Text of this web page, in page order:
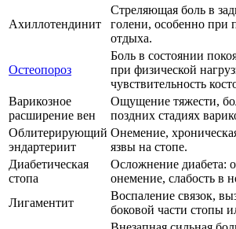
Ахиллотендинит
Стреляющая боль в
голени, особенно при
отдыха.
Остеопороз
Боль в состоянии
при физической
чувствительность
Варикозное
расширение вен
Ощущение тяжести,
поздних стадиях
Облитерирующий
эндартериит
Онемение,
язвы на стопе.
Диабетическая
стопа
Осложнение диабета:
онемение, слабость в
Лигаментит
Воспаление связок,
боковой части стопы